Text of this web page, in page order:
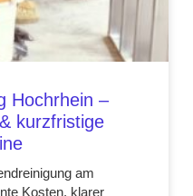
Hochrhein –
kurzfristige
am
Kosten, klarer